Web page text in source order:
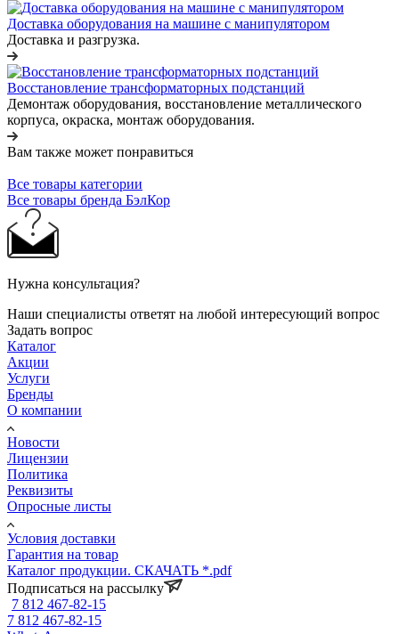
Доставка оборудования на машине с манипулятором
Доставка и разгрузка.
Восстановление трансформаторных подстанций
Демонтаж оборудования, восстановление металлического
корпуса, окраска, монтаж оборудования.
Вам также может понравиться
Все товары категории
Все товары бренда БэлКор
Нужна консультация?
Наши специалисты ответят на любой интересующий вопрос
Задать вопрос
Каталог
Акции
Услуги
Бренды
О компании
Новости
Лицензии
Политика
Реквизиты
Опросные листы
Условия доставки
Гарантия на товар
Каталог продукции. СКАЧАТЬ *.pdf
Подписаться на рассылку
7 812 467-82-15
7 812 467-82-15